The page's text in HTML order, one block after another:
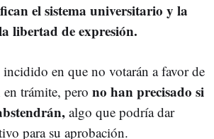
el sistema universitario y la
libertad de expresión.
incidido en que no votarán a favor de
en trámite, pero no han precisado si
algo que podría dar
para su aprobación.